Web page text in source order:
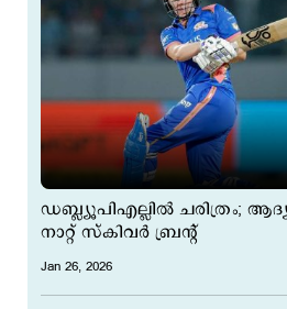
ഡബ്ല്യൂപിഎല്ലില്‍ ചരിത്രം;
നാറ്റ് സ്കിവര്‍ ബ്രന്‍റ്
Jan 26, 2026